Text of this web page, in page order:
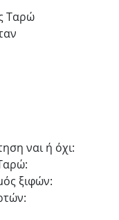
Ταρώ
ναι ή όχι:
ξιφών: